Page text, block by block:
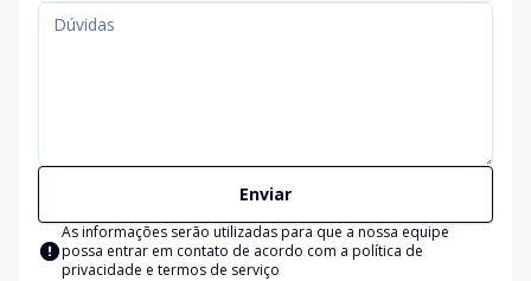
Enviar
As informações serão utilizadas para que a nossa equipe
possa entrar em contato de acordo com a política de
privacidade e termos de serviço